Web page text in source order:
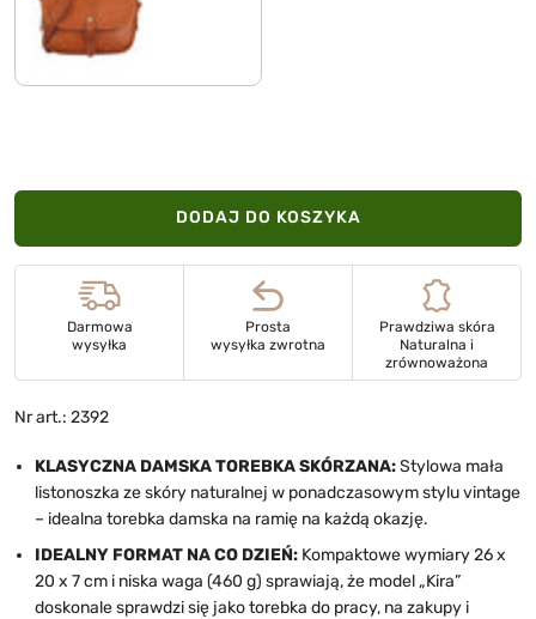
koniakowy brąz
DODAJ DO KOSZYKA
Darmowa
wysyłka
Prosta
wysyłka zwrotna
Prawdziwa skóra
Naturalna i
zrównoważona
Nr art.: 2392
KLASYCZNA DAMSKA TOREBKA SKÓRZANA:Stylowa mała
listonoszka ze skóry naturalnej w ponadczasowym stylu vintage
– idealna torebka damska na ramię na każdą okazję.
IDEALNY FORMAT NA CO DZIEŃ: Kompaktowe wymiary 26 x
20 x 7 cm i niska waga (460 g) sprawiają, że model „Kira”
doskonale sprawdzi się jako torebka do pracy, na zakupy i